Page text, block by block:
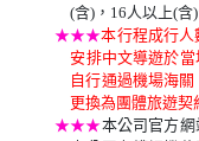
(含)， 16人以上(含)
★★★本行程成行
安排中文導遊於
自行通過機場海
更換為團體旅遊契
★★★本公司官方網